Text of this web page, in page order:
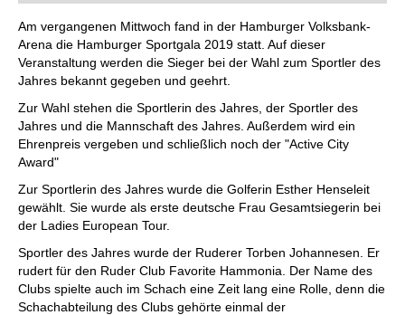
individueller als je zuvor.
Am vergangenen Mittwoch fand in der Hamburger Volksbank-
Arena die Hamburger Sportgala 2019 statt. Auf dieser
Veranstaltung werden die Sieger bei der Wahl zum Sportler des
Jahres bekannt gegeben und geehrt.
Zur Wahl stehen die Sportlerin des Jahres, der Sportler des
Jahres und die Mannschaft des Jahres. Außerdem wird ein
Ehrenpreis vergeben und schließlich noch der "Active City
Award"
Zur Sportlerin des Jahres wurde die Golferin Esther Henseleit
gewählt. Sie wurde als erste deutsche Frau Gesamtsiegerin bei
der Ladies European Tour.
Sportler des Jahres wurde der Ruderer Torben Johannesen. Er
rudert für den Ruder Club Favorite Hammonia. Der Name des
Clubs spielte auch im Schach eine Zeit lang eine Rolle, denn die
Schachabteilung des Clubs gehörte einmal der